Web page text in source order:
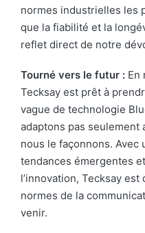
normes industrielles les
que la fiabilité et la
reflet direct de notre
Tourné vers le futur : En
Tecksay est prêt à
vague de technologie
adaptons pas seulement
nous le façonnons. Avec
tendances émergentes
l’innovation, Tecksay
normes de la
venir.